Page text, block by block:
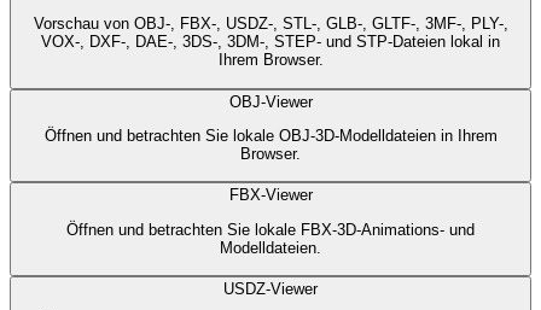
Vorschau von OBJ-, FBX-, USDZ-, STL-, GLB-, GLTF-, 3MF-, PLY-,
VOX-, DXF-, DAE-, 3DS-, 3DM-, STEP- und STP-Dateien lokal in
Ihrem Browser.
OBJ-Viewer
Öffnen und betrachten Sie lokale OBJ-3D-Modelldateien in Ihrem
Browser.
FBX-Viewer
Öffnen und betrachten Sie lokale FBX-3D-Animations- und
Modelldateien.
USDZ-Viewer